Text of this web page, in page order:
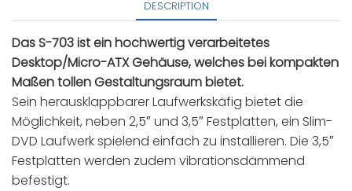
DESCRIPTION
Das S-703 ist ein hochwertig verarbeitetes
Desktop/Micro-ATX Gehäuse, welches bei kompakten
Maßen tollen Gestaltungsraum bietet.
Sein herausklappbarer Laufwerkskäfig bietet die
Möglichkeit, neben 2,5″ und 3,5″ Festplatten, ein Slim-
DVD Laufwerk spielend einfach zu installieren. Die 3,5″
Festplatten werden zudem vibrationsdämmend
befestigt.